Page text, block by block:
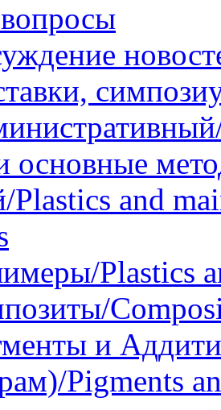
основные
Plastics and
Plastics
и
Pigments